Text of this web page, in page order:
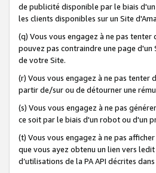
de publicité disponible par le biais
les clients disponibles sur un Site
(q) Vous vous engagez à ne pas tenter
pouvez pas contraindre une page d'un
de votre Site.
(r) Vous vous engagez à ne pas
partir de/sur ou de détourner une
(s) Vous vous engagez à ne pas
ce soit par le biais d'un robot ou d'un
(t) Vous vous engagez à ne pas
que vous ayez obtenu un lien vers
d’utilisations de la PA API décrites